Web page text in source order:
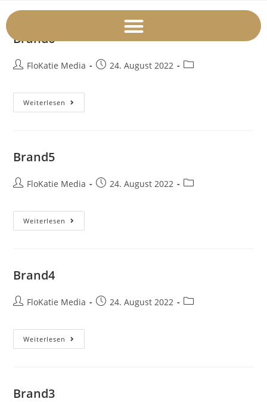
Brand6
FloKatie Media 24. August 2022
Weiterlesen
Brand5
FloKatie Media 24. August 2022
Weiterlesen
Brand4
FloKatie Media 24. August 2022
Weiterlesen
Brand3